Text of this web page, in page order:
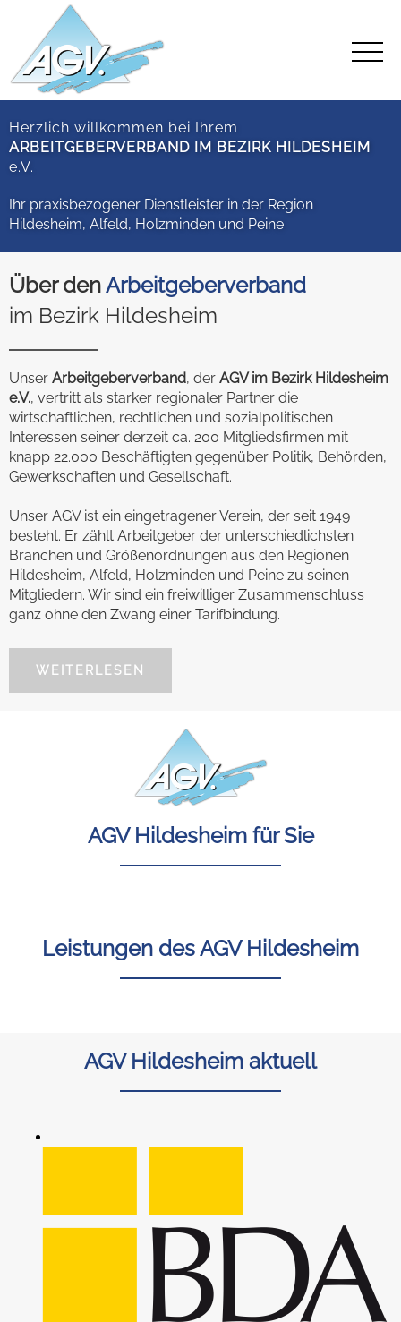
Herzlich willkommen bei Ihrem
ARBEITGEBERVERBAND IM BEZIRK HILDESHEIM
e.V.
Ihr praxisbezogener Dienstleister in der Region
Hildesheim, Alfeld, Holzminden und Peine
Über denArbeitgeberverband
im Bezirk Hildesheim
Unser Arbeitgeberverband, der AGV im Bezirk Hildesheim
e.V., vertritt als starker regionaler Partner die
wirtschaftlichen, rechtlichen und sozialpolitischen
Interessen seiner derzeit ca. 200 Mitgliedsfirmen mit
knapp 22.000 Beschäftigten gegenüber Politik, Behörden,
Gewerkschaften und Gesellschaft.
Unser AGV ist ein eingetragener Verein, der seit 1949
besteht. Er zählt Arbeitgeber der unterschiedlichsten
Branchen und Größenordnungen aus den Regionen
Hildesheim, Alfeld, Holzminden und Peine zu seinen
Mitgliedern. Wir sind ein freiwilliger Zusammenschluss
ganz ohne den Zwang einer Tarifbindung.
WEITERLESEN
AGV Hildesheim für Sie
Leistungen des AGV Hildesheim
AGV Hildesheim aktuell